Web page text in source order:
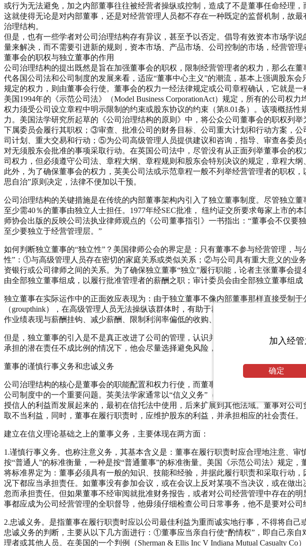
或行为无法避免，加之内部董事往往被经营者操纵或控制，造成了不是董事任命经理
这就使得无论是对内部董事，还是对经营管理人员都不存在一种既定的监督机制，故
治理结构。
但是，也有一些学者对公司治理结构存有异议，甚至予以否定。倡导有效资本市场学说
量来解决，而不需要引进新的规则，资本市场、产品市场、公司控制的市场，经营管
董事会的职权与独立董事的作用
公司治理结构的提出既然是旨在加强董事会的职权，限制经营管理者的权力，那么在
代各国公司法和公司制度的发展来看，适应“董事中心主义”的潮流，基本上强调股东
规定的权力，则由董事会行使。董事会的权力一经法律规定或公司章程确认，它就是
美国1994年的《示范公司法》（Model Business CorporationAct）规定，所有的公司
权力须受公司设立章程中明示限制的约束或股东协议的约束（第8.01条）。该项概括
力。美国法学研究所起草的《公司治理结构的原则》中，将公众公司董事会的职权
下属委员会履行其职权；③审查、批准公司的财务目标、公司重大计划和行动方案，
司计划、重大交易和行动；⑤为公司高级管理人员提供建议和咨询，指导、审查各委
对无须股东会批准的事项采取行动。在英国公司法中，尽管没有从正面列举董事会的
司权力，但必须遵守公司法、章程大纲、章程规则和股东会特别决议的规定，章程大
此外，为了确保董事会的权力，英美公司法或示范章程一般不列举经营管理者的职权
思自治”原则决定，法律不便加以干预。
公司治理结构的关键措施是在传统的内部董事架构内引入了独立董事制度。尽管独立
至少需40％的董事由独立人士担任。1977年经SEC批准， 纽约证交所要求每家上市
师协会出版的反映公司法执业律师观点的《公司董事指引》一书指出：“董事会不仅
至少要独立于经营管理层。”
如何判断独立董事的“独立性”？美国律师公会的界定是：只有董事不参与经营管理，
性”：①与高级管理人员存在密切的家庭关系或类似关系；②与公司具有重大意义的业
资银行或公司律师之间的关系。为了确保独立董事“独立”履行职能，论者主张董事会
由全部独立董事组成，以履行批准管理者的薪酬之职；审计委员会由全部独立董事组
独立董事在实际运作中的正面效应表现为：由于独立董事不像内部董事那样直接受制
（groupthink），在高级管理人员无法操纵该群体时，有助于群体作出最好的决定，
作业绩表现与薪酬挂钩、减少薪酬、限制利润率偏低的收购、为收购谋取好价钱、防
但是，独立董事的引入是不是真正改进了公司的管理，认识并不一致。一种观点认为
承担的潜在责任不成比例的情况下，他会尽量选择避免风险，如不在董事会决议上签
董事的谨慎行事义务和忠诚义务
公司治理结构的核心是董事会的职能配置和权力行使，而董事会作为一个法人机关需
公司制度中的一个重要问题。英美法学家通常以“信义义务”（Fiduciary duty）理论来
授信人的利益而发展起来的，最初在信托法中使用，后来扩展到其他法域。董事对公
取不当利益，同时，董事在履行职责时，应维护股东的利益，并承担相应的社会责任。
建立在信义理论基础之上的董事义务，主要体现在两方面：
1.谨慎行事义务。也称注意义务，其基本含义是：董事在履行职责时应合理地注意、
按“普通人”的标准衡量，一种是按“普通董事”的标准衡量。美国《示范公司法》规定
将标准界定为：董事必须具有一般的知识、技能和经验，并据此履行职责和采取行动
况下都应当承担责任。如董事没有参加会议，或在会议上反对某项不当决议，或在做
忽而承担责任。但如果董事不经审阅就批准财务报告，或者对公司经营管理中存在的
事都应成为公司经营管理的全职督导，他毋须仔细检查公司日常事务，他不是要对公司
2.忠诚义务。是指董事在履行职责时应以公司最佳利益为重而诚实地行事，不得将自
忠诚义务的判断，主要从以下几方面进行：①董事应当亲自行使“酌情权”，即自己亲
理者或其他人员。在美国的一个判例（Sherman & Ellis Inc V Indiana Mutual Casualty
加入经管
确定